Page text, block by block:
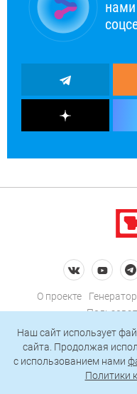
О проекте
Политика
Наш сайт использует
сайта. Продолжая
c использованием нами
Политики